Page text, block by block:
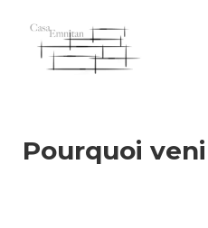
Vue
Pourquoi